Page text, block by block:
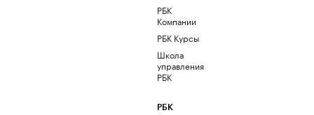
РБК
Компании
РБК Курсы
Школа
управления
РБК
РБК